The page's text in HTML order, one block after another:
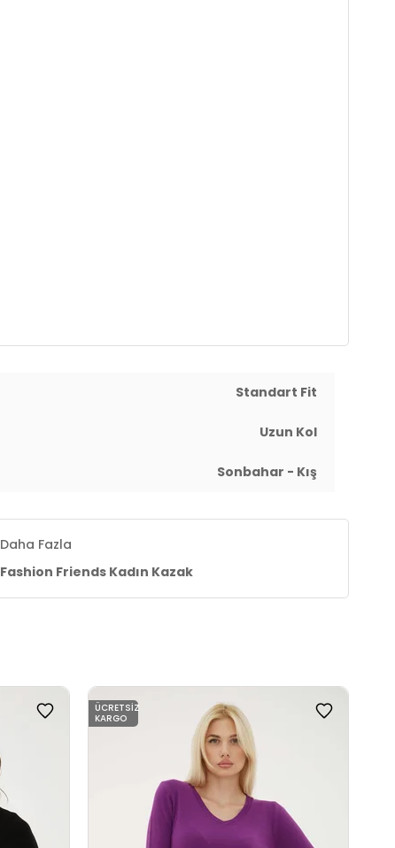
Standart Fit
Uzun Kol
Sonbahar - Kış
Daha Fazla
Fashion Friends Kadın Kazak
ÜCRETSIZ
KARGO